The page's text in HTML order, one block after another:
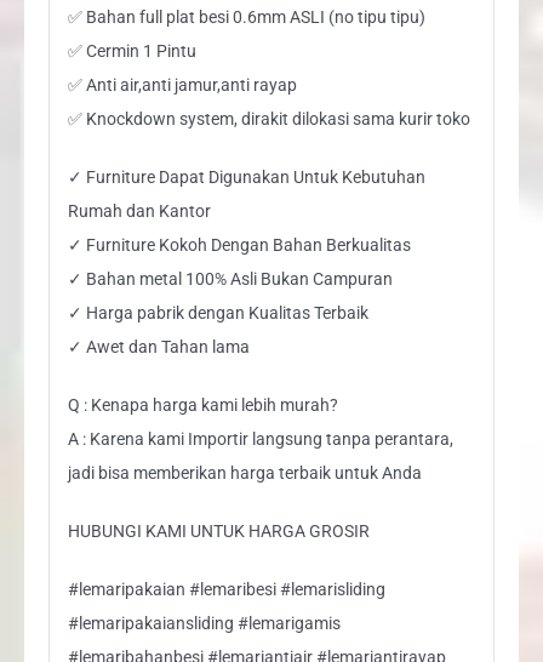
✅ Bahan full plat besi 0.6mm ASLI (no tipu tipu)
✅ Cermin 1 Pintu
✅ Anti air,anti jamur,anti rayap
✅ Knockdown system, dirakit dilokasi sama kurir toko
✓ Furniture Dapat Digunakan Untuk Kebutuhan
Rumah dan Kantor
✓ Furniture Kokoh Dengan Bahan Berkualitas
✓ Bahan metal 100% Asli Bukan Campuran
✓ Harga pabrik dengan Kualitas Terbaik
✓ Awet dan Tahan lama
Q : Kenapa harga kami lebih murah?
A : Karena kami Importir langsung tanpa perantara,
jadi bisa memberikan harga terbaik untuk Anda
HUBUNGI KAMI UNTUK HARGA GROSIR
#lemaripakaian #lemaribesi #lemarisliding
#lemaripakaiansliding #lemarigamis
#lemaribahanbesi #lemariantiair #lemariantirayap